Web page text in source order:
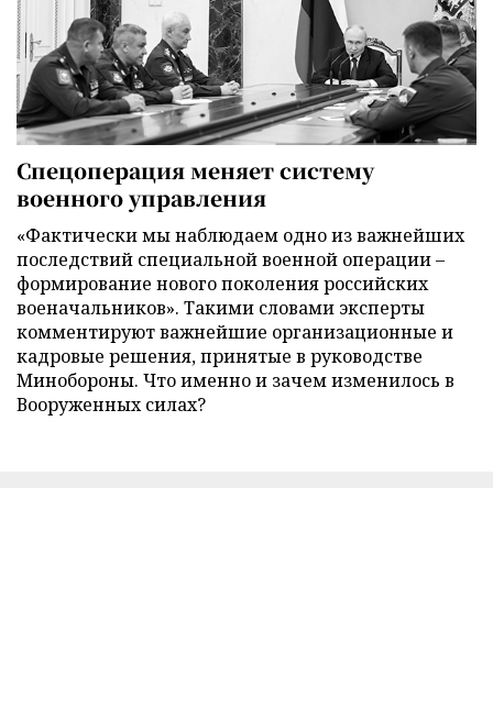
Спецоперация меняет систему
военного управления
«Фактически мы наблюдаем одно из важнейших
последствий специальной военной операции –
формирование нового поколения российских
военачальников». Такими словами эксперты
комментируют важнейшие организационные и
кадровые решения, принятые в руководстве
Минобороны. Что именно и зачем изменилось в
Вооруженных силах?